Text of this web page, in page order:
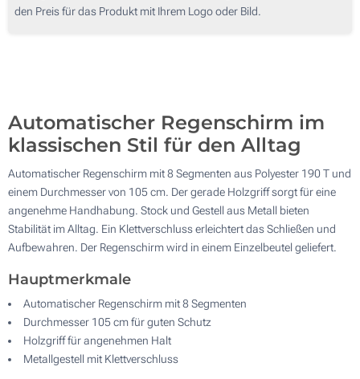
3 Farbig (Auf einem Panel)
Ohne Werbedruck
100
den Preis für das Produkt mit Ihrem Logo oder Bild.
Automatischer Regenschirm im
klassischen Stil für den Alltag
Automatischer Regenschirm mit 8 Segmenten aus Polyester 190 T und
einem Durchmesser von 105 cm. Der gerade Holzgriff sorgt für eine
angenehme Handhabung. Stock und Gestell aus Metall bieten
Stabilität im Alltag. Ein Klettverschluss erleichtert das Schließen und
Aufbewahren. Der Regenschirm wird in einem Einzelbeutel geliefert.
Hauptmerkmale
Automatischer Regenschirm mit 8 Segmenten
Durchmesser 105 cm für guten Schutz
Holzgriff für angenehmen Halt
Metallgestell mit Klettverschluss